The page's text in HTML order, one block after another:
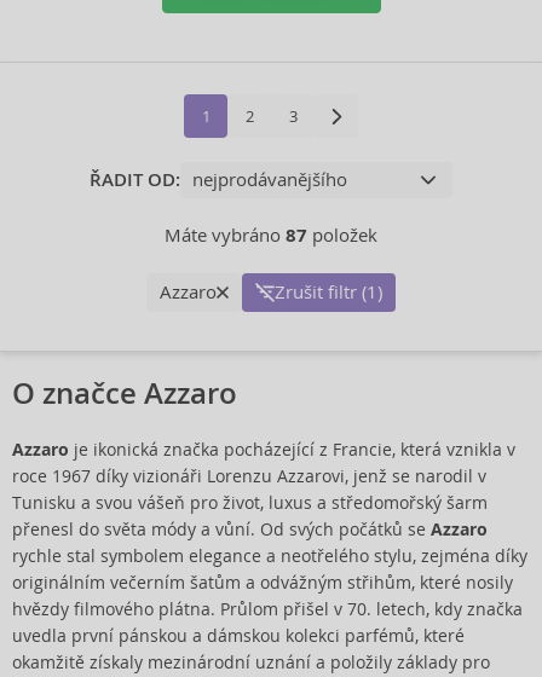
1 2 3
ŘADIT OD:
Máte vybráno 87 položek
Azzaro Zrušit filtr (1)
O značce Azzaro
Azzaro je ikonická značka pocházející z Francie, která vznikla v
roce 1967 díky vizionáři Lorenzu Azzarovi, jenž se narodil v
Tunisku a svou vášeň pro život, luxus a středomořský šarm
přenesl do světa módy a vůní. Od svých počátků se Azzaro
rychle stal symbolem elegance a neotřelého stylu, zejména díky
originálním večerním šatům a odvážným střihům, které nosily
hvězdy filmového plátna. Průlom přišel v 70. letech, kdy značka
uvedla první pánskou a dámskou kolekci parfémů, které
okamžitě získaly mezinárodní uznání a položily základy pro